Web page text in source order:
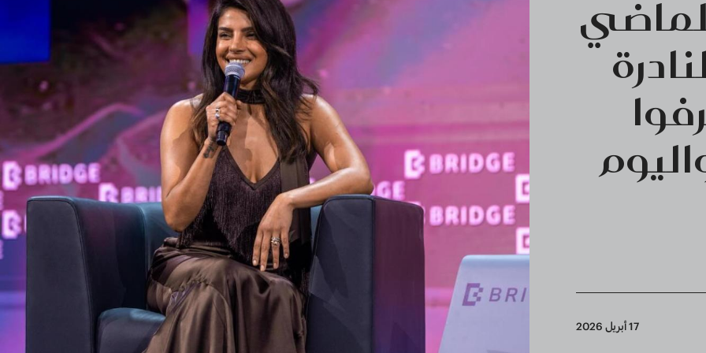
17 أبريل 2026